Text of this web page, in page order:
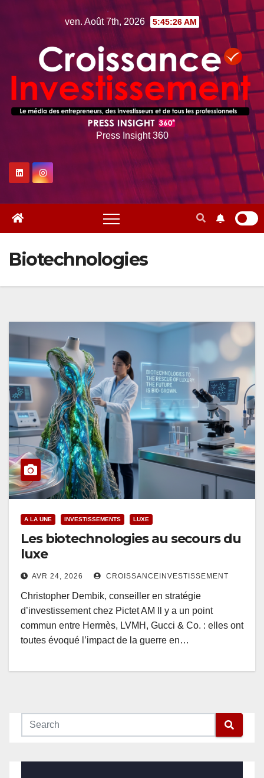
ven. Août 7th, 2026 5:45:27 AM
Press Insight 360
Biotechnologies
A LA UNE INVESTISSEMENTS LUXE
Les biotechnologies au secours du
luxe
AVR 24, 2026 CROISSANCEINVESTISSEMENT
Christopher Dembik, conseiller en stratégie
d’investissement chez Pictet AM Il y a un point
commun entre Hermès, LVMH, Gucci & Co. : elles ont
toutes évoqué l’impact de la guerre en…